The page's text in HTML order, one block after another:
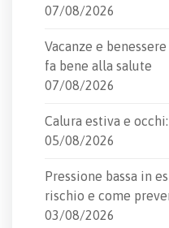
07/08/2026
Vacanze e
fa bene alla salute
07/08/2026
Calura estiva e
05/08/2026
Pressione bassa in
rischio e come
03/08/2026